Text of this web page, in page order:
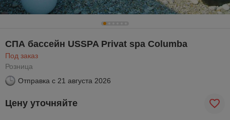
СПА бассейн USSPA Privat spa Columba
Под заказ
Розница
Отправка с 21 августа 2026
Цену уточняйте